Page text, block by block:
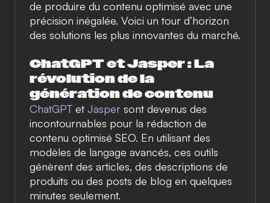
de produire du contenu optimisé avec une
précision inégalée. Voici un tour d’horizon
des solutions les plus innovantes du marché.
ChatGPT et Jasper : La
révolution de la
génération de contenu
ChatGPT et Jasper sont devenus des
incontournables pour la rédaction de
contenu optimisé SEO. En utilisant des
modèles de langage avancés, ces outils
génèrent des articles, des descriptions de
produits ou des posts de blog en quelques
minutes seulement.